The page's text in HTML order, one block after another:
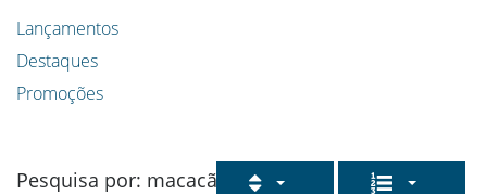
Lançamentos
Destaques
Promoções
Pesquisa por: macacão